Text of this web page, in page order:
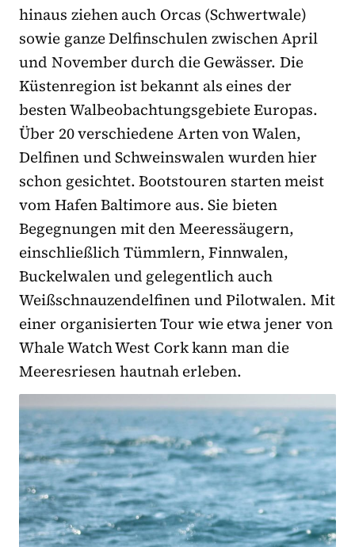
hinaus ziehen auch Orcas (Schwertwale)
sowie ganze Delfinschulen zwischen April
und November durch die Gewässer. Die
Küstenregion ist bekannt als eines der
besten Walbeobachtungsgebiete Europas.
Über 20 verschiedene Arten von Walen,
Delfinen und Schweinswalen wurden hier
schon gesichtet. Bootstouren starten meist
vom Hafen Baltimore aus. Sie bieten
Begegnungen mit den Meeressäugern,
einschließlich Tümmlern, Finnwalen,
Buckelwalen und gelegentlich auch
Weißschnauzendelfinen und Pilotwalen. Mit
einer organisierten Tour wie etwa jener von
Whale Watch West Cork kann man die
Meeresriesen hautnah erleben.